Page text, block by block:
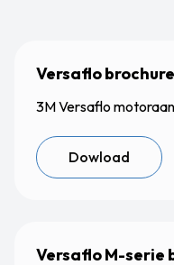
Versaflo brochure
3M Versaflo
Dowload
Versaflo M-serie